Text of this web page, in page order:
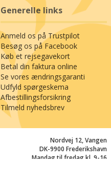
Generelle links
Anmeld os på Trustpilot
Besøg os på Facebook
Køb et rejsegavekort
Betal din faktura online
Se vores ændringsgaranti
Udfyld spørgeskema
Afbestillingsforsikring
Tilmeld nyhedsbrev
Nordvej 12, Vangen
DK-9900 Frederikshavn
Mandag til fredag kl. 9-16